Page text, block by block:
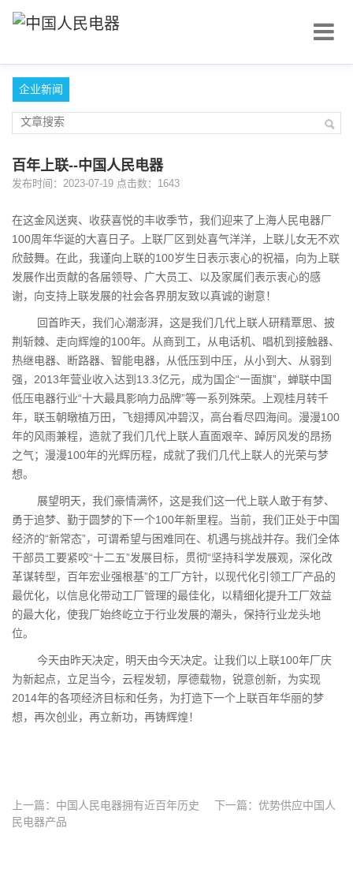
企业新闻
百年上联--中国人民电器
发布时间：2023-07-19 点击数：1643
在这金风送爽、收获喜悦的丰收季节，我们迎来了上海人民电器厂
100周年华诞的大喜日子。上联厂区到处喜气洋洋，上联儿女无不欢
欣鼓舞。在此，我谨向上联的100岁生日表示衷心的祝福，向为上联
发展作出贡献的各届领导、广大员工、以及家属们表示衷心的感
谢，向支持上联发展的社会各界朋友致以真诚的谢意！
回首昨天，我们心潮澎湃，这是我们几代上联人研精覃思、披
荆斩棘、走向辉煌的100年。从商到工，从电话机、唱机到接触器、
热继电器、断路器、智能电器，从低压到中压，从小到大、从弱到
强，2013年营业收入达到13.3亿元，成为国企“一面旗”，蝉联中国
低压电器行业“十大最具影响力品牌”等一系列殊荣。上观桂月转千
年，联玉朝暾植万田，飞翅搏风冲碧汉，高台看尽四海间。漫漫100
年的风雨兼程，造就了我们几代上联人直面艰辛、踔厉风发的昂扬
之气；漫漫100年的光辉历程，成就了我们几代上联人的光荣与梦
想。
展望明天，我们豪情满怀，这是我们这一代上联人敢于有梦、
勇于追梦、勤于圆梦的下一个100年新里程。当前，我们正处于中国
经济的“新常态”，可谓希望与困难同在、机遇与挑战并存。我们全体
干部员工要紧咬“十二五”发展目标，贯彻“坚持科学发展观，深化改
革谋转型，百年宏业强根基”的工厂方针，以现代化引领工厂产品的
最优化，以信息化带动工厂管理的最佳化，以精细化提升工厂效益
的最大化，使我厂始终屹立于行业发展的潮头，保持行业龙头地
位。
今天由昨天决定，明天由今天决定。让我们以上联100年厂庆
为新起点，立足当今，云程发轫，厚德载物，锐意创新，为实现
2014年的各项经济目标和任务，为打造下一个上联百年华丽的梦
想，再次创业，再立新功，再铸辉煌！
上一篇： 中国人民电器拥有近百年历史 下一篇： 优势供应中国人
民电器产品